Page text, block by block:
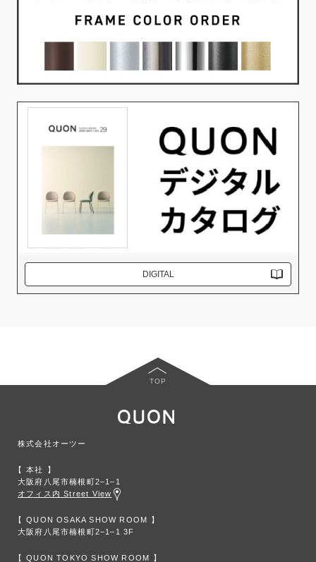
DIGITAL
TOP
株式会社オーツー
本社
大阪府八尾市楠根町2‒1‒1
オフィス内 Street View
QUON OSAKA SHOW ROOM
大阪府八尾市楠根町2‒1‒1 3F
QUON TOKYO SHOW ROOM